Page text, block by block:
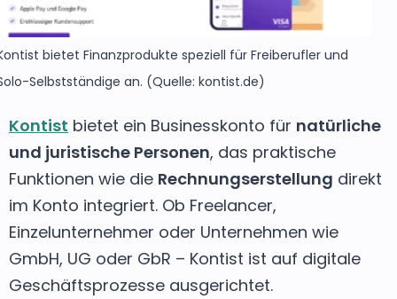
bietet Finanzprodukte speziell für Freiberufler und
Selbstständige an. (Quelle: kontist.de)
Kontist bietet ein Businesskonto für natürliche
und juristische Personen, das praktische
Funktionen wie die Rechnungserstellung direkt
im Konto integriert. Ob Freelancer,
Einzelunternehmer oder Unternehmen wie
GmbH, UG oder GbR – Kontist ist auf digitale
Geschäftsprozesse ausgerichtet.